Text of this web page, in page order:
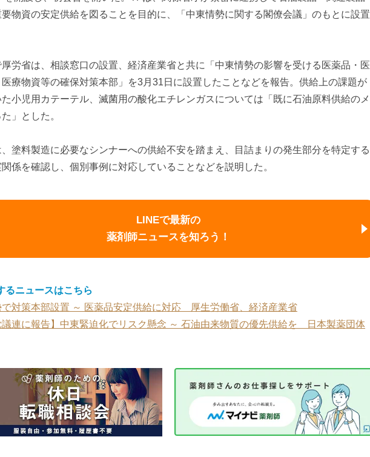
要物資の安定供給を図ることを目的に、「中東情勢に関する閣僚会議」のもとに設置
労省は、相談窓口の設置、経済産業省と共に「中東情勢の影響を受ける医薬品・医
療物資等の確保対策本部」を3月31日に設置したことなどを報告。供給上の課題が
小児用カテーテル、滅菌用の酸化エチレンガスについては「既に石油原料供給のメ
」とした。
塗料製造に必要なシンナーへの供給不安を踏まえ、目詰まりの発生部分を特定する
係を確認し、個別事例に対応していることなどを説明した。
LINEで最新の
薬剤師ニュースを知ろう！
るニュースはこちら
で対策本部設置 ～ 医薬品安定供給に対応 厚生労働省、経済産業省
議連に報告】中東緊迫化でリスク懸念 ～ 石油由来物質の優先供給を 日本製薬団体